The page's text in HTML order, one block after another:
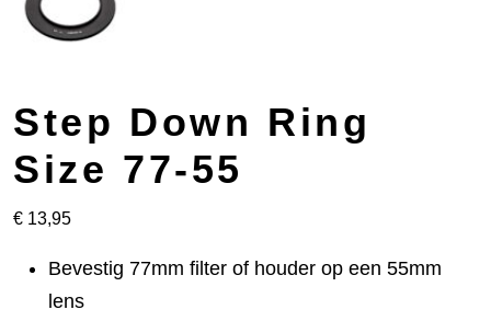
Step Down Ring
Size 77-55
€ 13,95
Bevestig 77mm filter of houder op een 55mm
lens